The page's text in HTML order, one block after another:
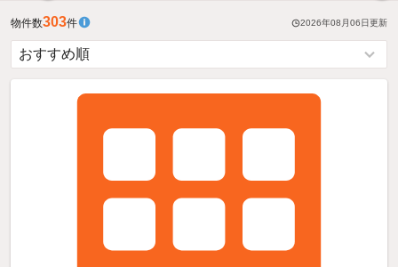
物件数303件 2026年08月06日更新